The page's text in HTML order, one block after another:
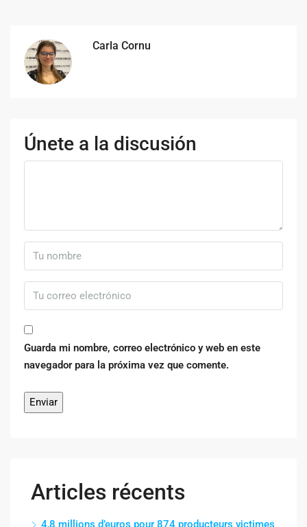
Carla Cornu
Únete a la discusión
Guarda mi nombre, correo electrónico y web en este
navegador para la próxima vez que comente.
Articles récents